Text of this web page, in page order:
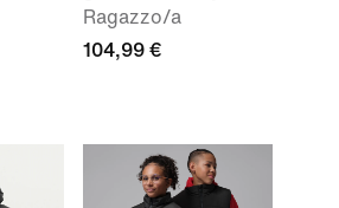
Ragazzo/a
104,99 €